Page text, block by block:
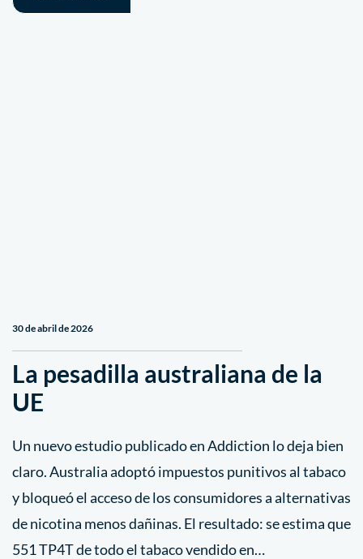
30 de abril de 2026
La pesadilla australiana de la
UE
Un nuevo estudio publicado en Addiction lo deja bien
claro. Australia adoptó impuestos punitivos al tabaco
y bloqueó el acceso de los consumidores a alternativas
de nicotina menos dañinas. El resultado: se estima que
551 TP4T de todo el tabaco vendido en…